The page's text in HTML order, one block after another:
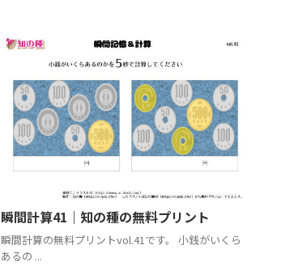
瞬間計算41｜知の種の無料プリント
瞬間計算の無料プリントvol.41です。 小銭がいくら
あるの ...